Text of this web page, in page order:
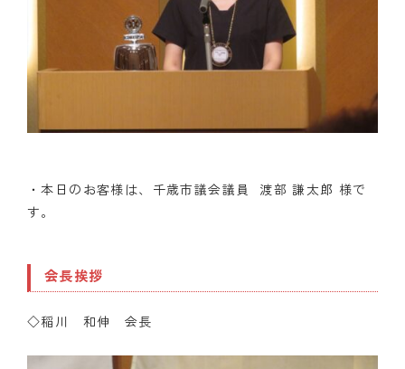
・本日のお客様は、千歳市議会議員 渡部 謙太郎 様で
す。
会長挨拶
◇稲川 和伸 会長